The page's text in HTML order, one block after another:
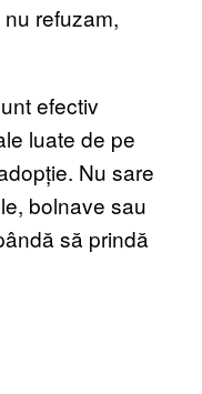
refuzam,
efectiv
luate de pe
Nu sare
bolnave sau
să prindă